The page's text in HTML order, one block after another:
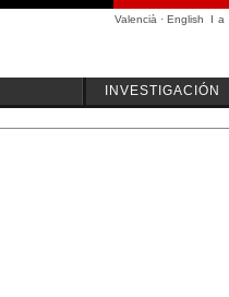
Valencià · English I a
INVESTIGACIÓN